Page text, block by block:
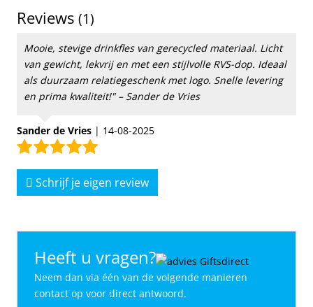
Reviews (1)
Mooie, stevige drinkfles van gerecycled materiaal. Licht
van gewicht, lekvrij en met een stijlvolle RVS-dop. Ideaal
als duurzaam relatiegeschenk met logo. Snelle levering
en prima kwaliteit!" – Sander de Vries
Sander de Vries | 14-08-2025
Schrijf je eigen review
Heeft u vragen?
Neem dan via één van de volgende manieren
contact op voor direct antwoord.